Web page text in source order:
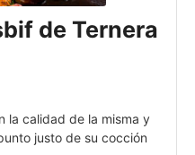
de Ternera
la calidad de la misma y
justo de su cocción